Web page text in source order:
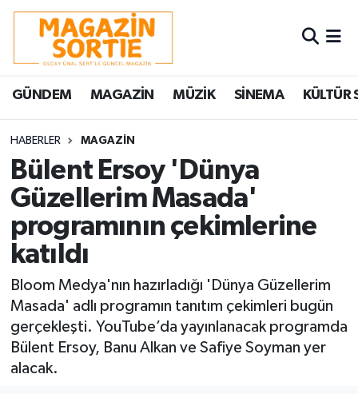
GÜNDEM MAGAZİN MÜZİK SİNEMA KÜLTÜR
HABERLER MAGAZİN
Bülent Ersoy 'Dünya
Güzellerim Masada'
programının çekimlerine
katıldı
Bloom Medya'nın hazırladığı 'Dünya Güzellerim
Masada' adlı programın tanıtım çekimleri bugün
gerçekleşti. YouTube’da yayınlanacak programda
Bülent Ersoy, Banu Alkan ve Safiye Soyman yer
alacak.
Nöbetçi Eczaneler
Hava Durumu
Trafik Durumu
Süper Lig Puan Durumu ve Fikstür
Tüm Manşetler
Son Dakika Haberleri
Haber Arşivi